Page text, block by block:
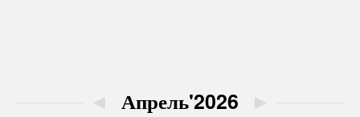
◄ Апрель'2026 ►